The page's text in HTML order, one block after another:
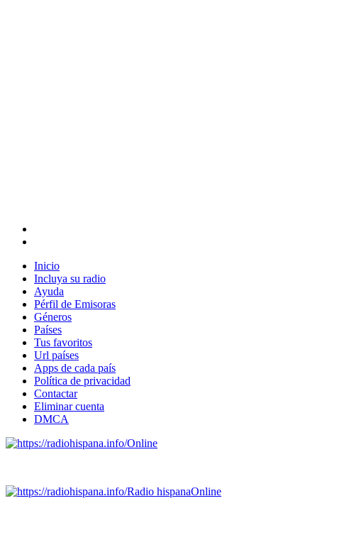
Inicio
Incluya su radio
Ayuda
Pérfil de Emisoras
Géneros
Países
Tus favoritos
Url países
Apps de cada país
Política de privacidad
Contactar
Eliminar cuenta
DMCA
Online
Radio hispanaOnline